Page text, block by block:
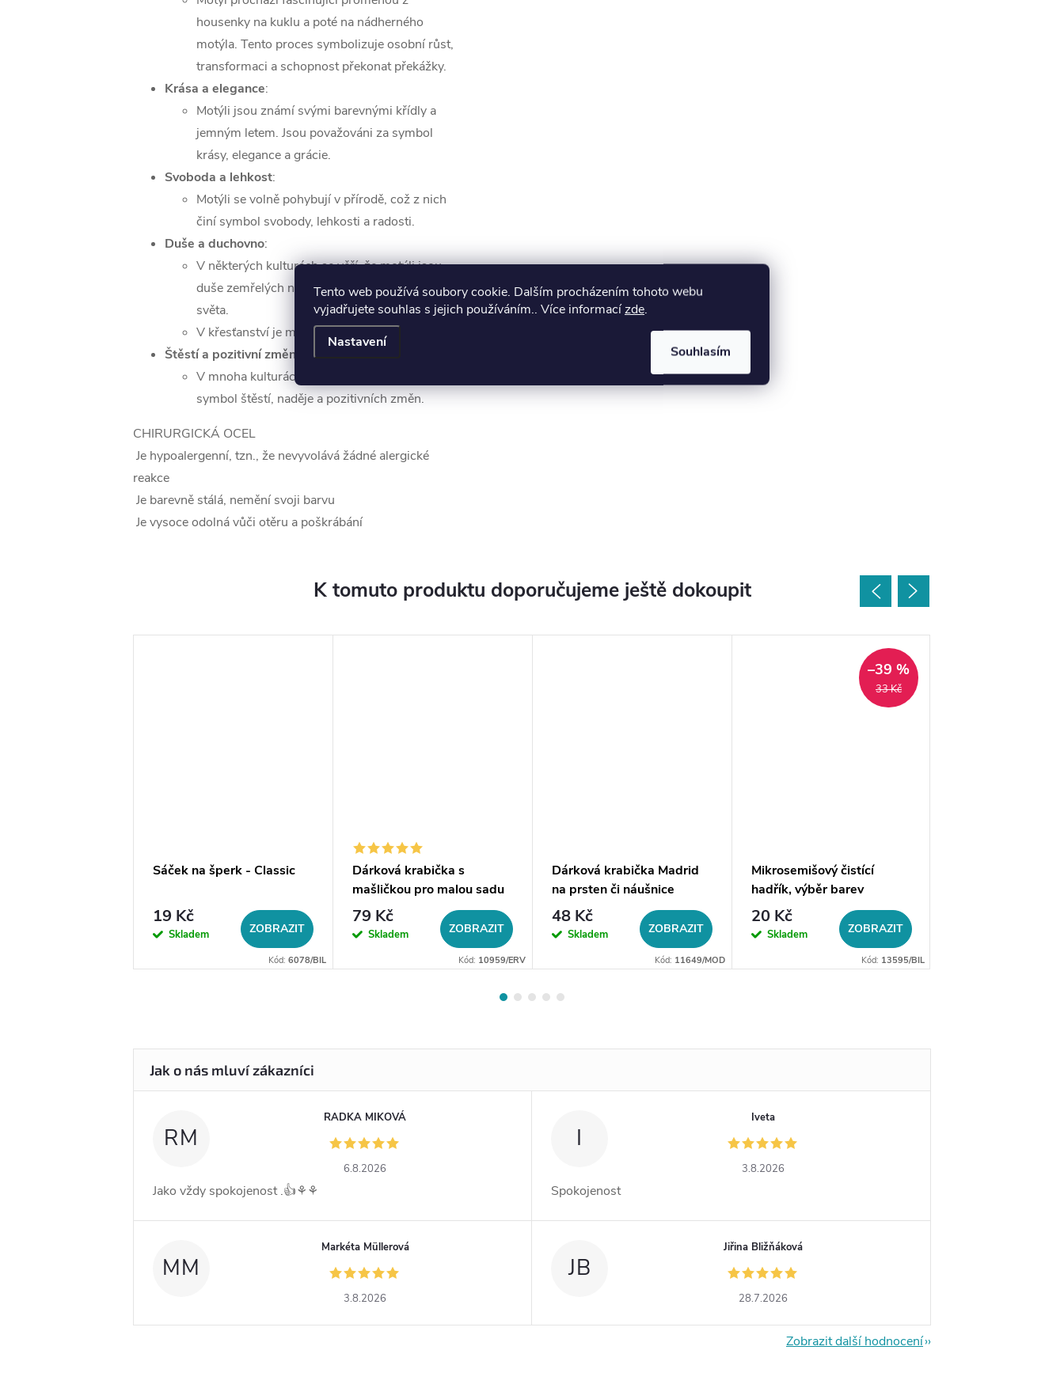
Tento web používá soubory cookie. Dalším procházením tohoto webu
vyjadřujete souhlas s jejich používáním.. Více informacízde.
Nastavení
Souhlasím
housenky na kuklu a poté na nádherného
motýla. Tento proces symbolizuje osobní růst,
transformaci a schopnost překonat překážky.
Krása a elegance:
Motýli jsou známí svými barevnými křídly a
jemným letem. Jsou považováni za symbol
krásy, elegance a grácie.
Svoboda a lehkost:
Motýli se volně pohybují v přírodě, což z nich
činí symbol svobody, lehkosti a radosti.
Duše a duchovno:
V některých kulturách se věří, že motýli jsou
duše zemřelých nebo poslové z duchovního
světa.
V křesťanství je motýl symbolem vzkříšení.
Štěstí a pozitivní změny
V mnoha kulturách je motýl považován za
symbol štěstí, naděje a pozitivních změn.
CHIRURGICKÁ OCEL
Je hypoalergenní, tzn., že nevyvolává žádné alergické
reakce
Je barevně stálá, nemění svoji barvu
Je vysoce odolná vůči otěru a poškrábání
K tomuto produktu doporučujeme ještě dokoupit
Sáček na šperk - Classic
19 Kč
Skladem ZOBRAZIT
Kód: 6078/BIL
Dárková krabička s
mašličkou pro malou sadu
šperků
79 Kč
Skladem ZOBRAZIT
Kód: 10959/ERV
Dárková krabička Madrid
na prsten či náušnice
48 Kč
Skladem ZOBRAZIT
Kód: 11649/MOD
33 Kč
–39 %
Mikrosemišový čistící
hadřík, výběr barev
20 Kč
Skladem ZOBRAZIT
Kód: 13595/BIL
RM
RADKA MIKOVÁ
6.8.2026
Jako vždy spokojenost .👍⚘️⚘️
I
Iveta
3.8.2026
Spokojenost
MM
Markéta Müllerová
3.8.2026
JB
Jiřina Bližňáková
28.7.2026
Zobrazit další hodnocení